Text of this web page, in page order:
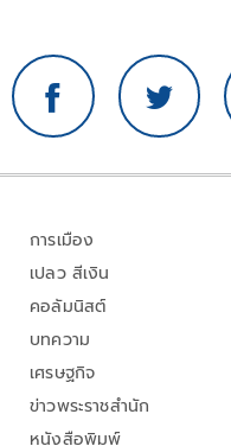
การเมือง
เปลว สีเงิน
คอลัมนิสต์
บทความ
เศรษฐกิจ
ข่าวพระราชสำนัก
หนังสือพิมพ์